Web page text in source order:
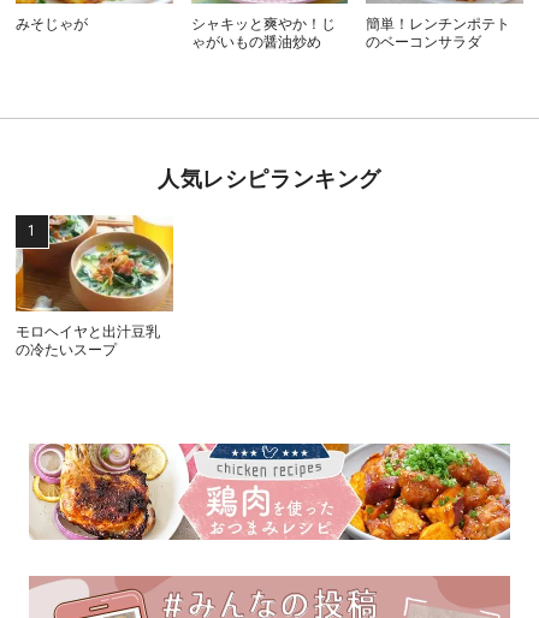
みそじゃが
シャキッと爽やか！じ
ゃがいもの醤油炒め
簡単！レンチンポテト
のベーコンサラダ
人気レシピランキング
モロヘイヤと出汁豆乳
の冷たいスープ